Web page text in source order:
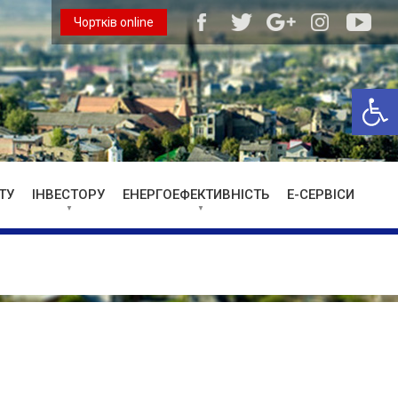
Чортків online
ІНВЕСТОРУ ЕНЕРГОЕФЕКТИВНІСТЬ Е-СЕРВІСИ